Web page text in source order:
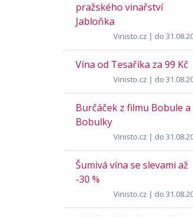
pražského vinařství
Jabloňka
Vinisto.cz | do
Vína od Tesaříka za 99 Kč
Vinisto.cz | do
Burčáček z filmu Bobule a
Bobulky
Vinisto.cz | do
Šumivá vína se slevami až
-30 %
Vinisto.cz | do